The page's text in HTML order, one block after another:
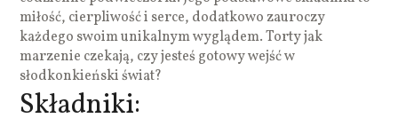
miłość, cierpliwość i serce, dodatkowo zauroczy
każdego swoim unikalnym wyglądem. Torty jak
marzenie czekają, czy jesteś gotowy wejść w
słodkonkieński świat?
Składniki: